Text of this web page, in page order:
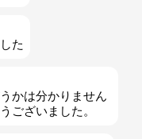
た
かは分かりません
ございました。